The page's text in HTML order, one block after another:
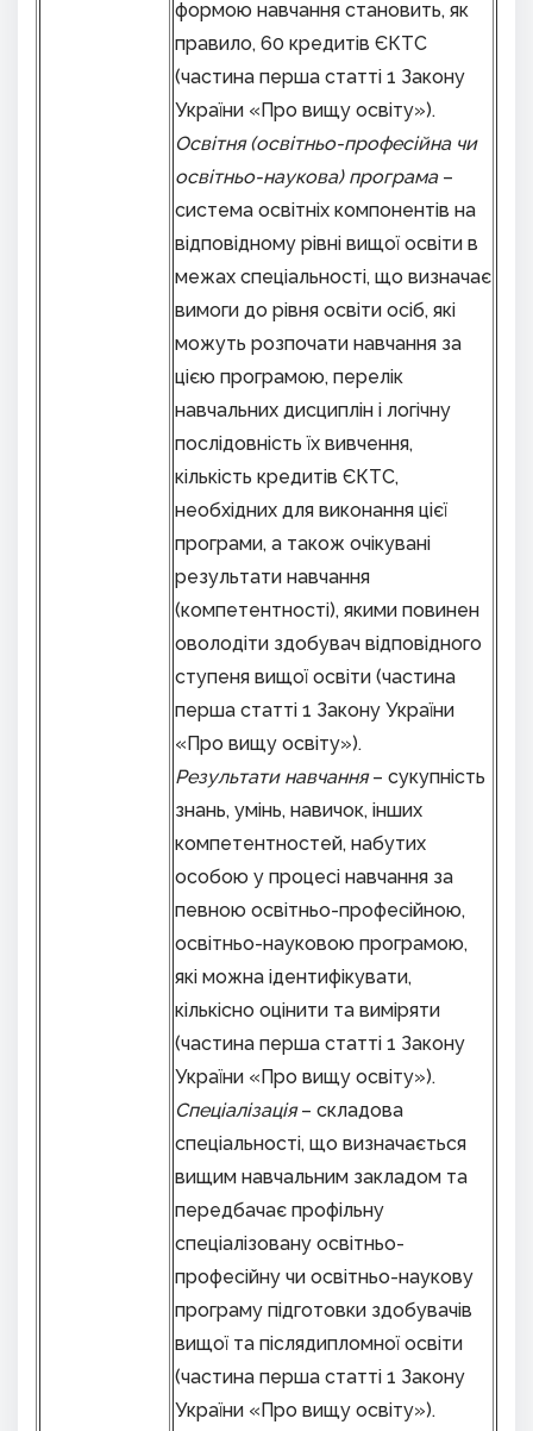
формою навчання становить, як
правило, 60 кредитів ЄКТС
(частина перша статті 1 Закону
України «Про вищу освіту»).
Освітня (освітньо-професійна чи
освітньо-наукова) програма –
система освітніх компонентів на
відповідному рівні вищої освіти в
межах спеціальності, що визначає
вимоги до рівня освіти осіб, які
можуть розпочати навчання за
цією програмою, перелік
навчальних дисциплін і логічну
послідовність їх вивчення,
кількість кредитів ЄКТС,
необхідних для виконання цієї
програми, а також очікувані
результати навчання
(компетентності), якими повинен
оволодіти здобувач відповідного
ступеня вищої освіти (частина
перша статті 1 Закону України
«Про вищу освіту»).
Результати навчання– сукупність
знань, умінь, навичок, інших
компетентностей, набутих
особою у процесі навчання за
певною освітньо-професійною,
освітньо-науковою програмою,
які можна ідентифікувати,
кількісно оцінити та виміряти
(частина перша статті 1 Закону
України «Про вищу освіту»).
Спеціалізація– складова
спеціальності, що визначається
вищим навчальним закладом та
передбачає профільну
спеціалізовану освітньо-
професійну чи освітньо-наукову
програму підготовки здобувачів
вищої та післядипломної освіти
(частина перша статті 1 Закону
України «Про вищу освіту»).